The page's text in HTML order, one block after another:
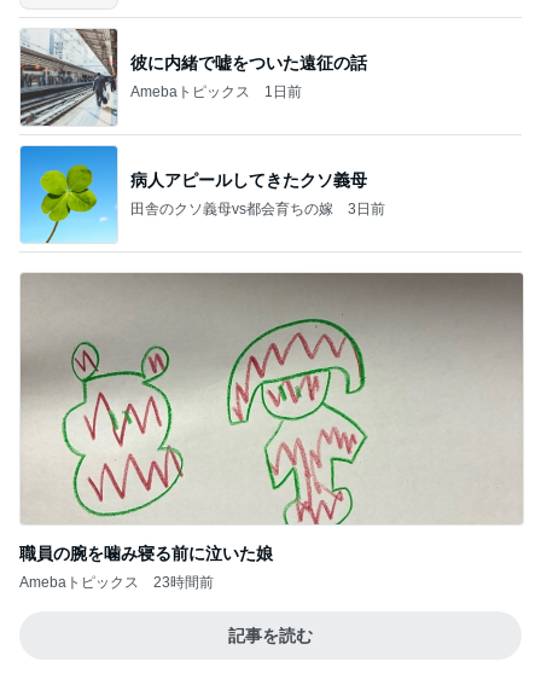
彼に内緒で嘘をついた遠征の話
Amebaトピックス 1日前
病人アピールしてきたクソ義母
田舎のクソ義母vs都会育ちの嫁 3日前
職員の腕を噛み寝る前に泣いた娘
Amebaトピックス 23時間前
記事を読む